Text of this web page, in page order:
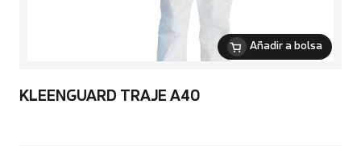
Añadir a bolsa
KLEENGUARD TRAJE A40